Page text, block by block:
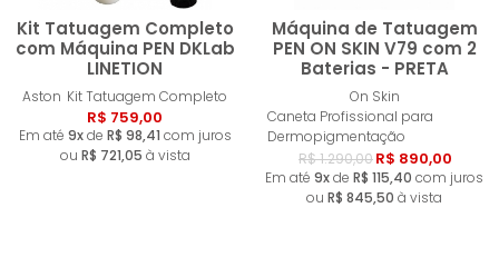
Kit Tatuagem Completo
com Máquina PEN DKLab
LINETION
Aston Kit Tatuagem Completo
R$ 759,00
Em até 9xde R$ 98,41 com juros
ou R$ 721,05 à vista
Comprar
Máquina de Tatuagem
PEN ON SKIN V79 com 2
Baterias - PRETA
On Skin
Caneta Profissional para
Dermopigmentação
R$ 1.290,00R$ 890,00
Em até 9xde R$ 115,40 com juros
ou R$ 845,50 à vista